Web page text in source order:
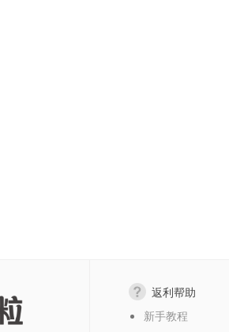
返利帮助
新手教程